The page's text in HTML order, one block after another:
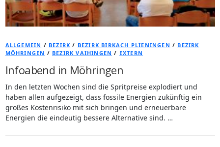
ALLGEMEIN / BEZIRK / BEZIRK BIRKACH PLIENINGEN / BEZIRK
MÖHRINGEN / BEZIRK VAIHINGEN / EXTERN
Infoabend in Möhringen
In den letzten Wochen sind die Spritpreise explodiert und
haben allen aufgezeigt, dass fossile Energien zukünftig ein
großes Kostenrisiko mit sich bringen und erneuerbare
Energien die eindeutig bessere Alternative sind. …